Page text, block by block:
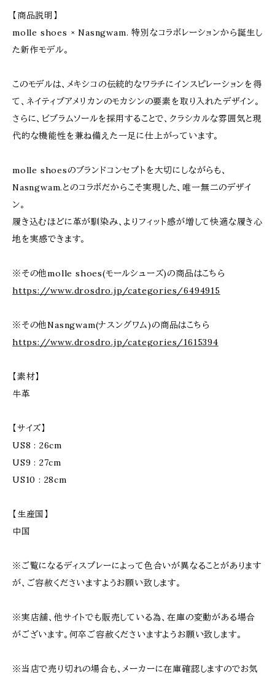
【商品説明】
molle shoes × Nasngwam. 特別なコラボレーションから誕生し
た新作モデル。
このモデルは、メキシコの伝統的なワラチにインスピレーションを得
て、ネイティブアメリカンのモカシンの要素を取り入れたデザイン。
さらに、ビブラムソールを採用することで、クラシカルな雰囲気と現
代的な機能性を兼ね備えた一足に仕上がっています。
molle shoesのブランドコンセプトを大切にしながらも、
Nasngwam.とのコラボだからこそ実現した、唯一無二のデザイ
ン。
履き込むほどに革が馴染み、よりフィット感が増して快適な履き心
地を実感できます。
※その他molle shoes(モールシューズ)の商品はこちら
https://www.drosdro.jp/categories/6494915
※その他Nasngwam(ナスングワム)の商品はこちら
https://www.drosdro.jp/categories/1615394
【素材】
牛革
【サイズ】
US8 : 26cm
US9 : 27cm
US10 : 28cm
【生産国】
中国
※ご覧になるディスプレーによって色合いが異なることがあります
が、ご容赦くださいますようお願い致します。
※実店舗、他サイトでも販売している為、在庫の変動がある場合
がございます。何卒ご容赦くださいますようお願い致します。
※当店で売り切れの場合も、メーカーに在庫確認しますのでお気